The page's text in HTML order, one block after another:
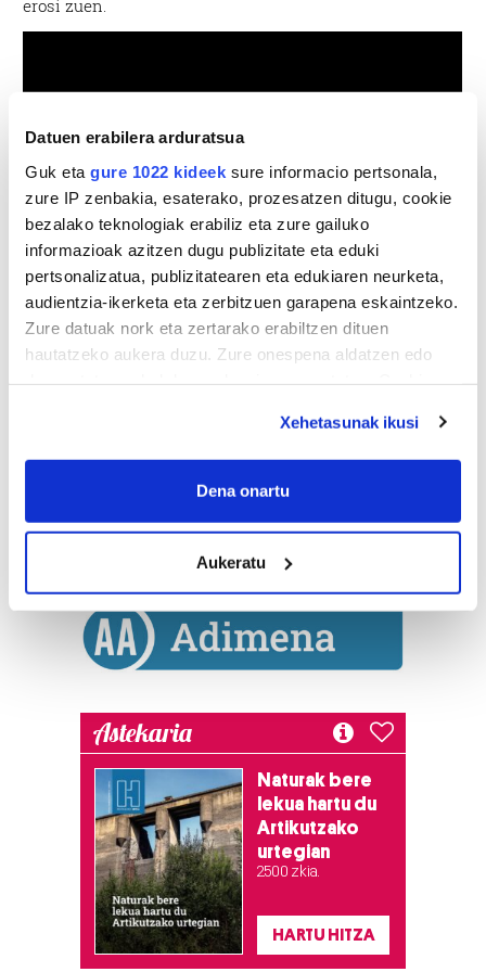
Datuen erabilera arduratsua
Guk eta gure 1022 kideek sure informacio pertsonala,
zure IP zenbakia, esaterako, prozesatzen ditugu, cookie
bezalako teknologiak erabiliz eta zure gailuko
informazioak azitzen dugu publizitate eta eduki
pertsonalizatua, publizitatearen eta edukiaren neurketa,
audientzia-ikerketa eta zerbitzuen garapena eskaintzeko.
Zure datuak nork eta zertarako erabiltzen dituen
hautatzeko aukera duzu. Zure onespena aldatzen edo
If you allow, we would also like to:
Collect information about your geographical
meters
Identify your device by actively scanning it for
specific characteristics (fingerprinting)
Find out more about how your personal data is processed
and set your preferences in thedetails section
prozesatzen ditugu, zure IP zenbakia, besteak beste,
teknologia erabiliz, cookieak adibidez, iragarki eta eduki
pertsonalizatuak eskaintzeko, iragarkiak eta edukia
neurtzeko, jendeari buruzko informazioa biltzeko eta
produktuak garatzeko. Zure datuak nork eta zertarako
erabiltzen dituen hauta dezakezu.
Bazkide batzuek ez dizute baimenik eskatzen, eta beren
interes komertzial legitimoetan babesten dira. Ikusi gure
bazkideen zerrenda, beren ustez zein helburutarako
Xehetasunak ikusi
Dena onartu
Aukeratu
erosi zuen.
Astekaria
Naturak bere
lekua hartu du
Artikutzako
urtegian
2.500 zkia.
HARTU HITZA